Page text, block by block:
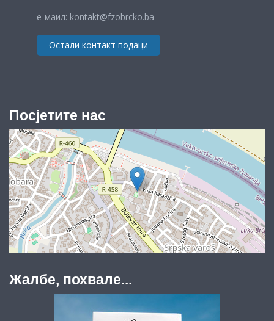
е-маил: kontakt@fzobrcko.ba
Остали контакт подаци
Посјетите нас
Жалбе, похвале...